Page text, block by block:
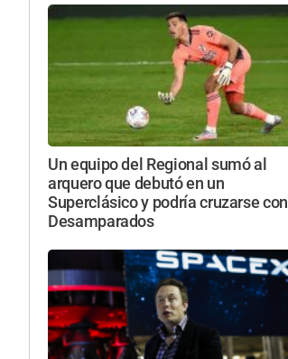
Un equipo del Regional sumó al
arquero que debutó en un
Superclásico y podría cruzarse con
Desamparados